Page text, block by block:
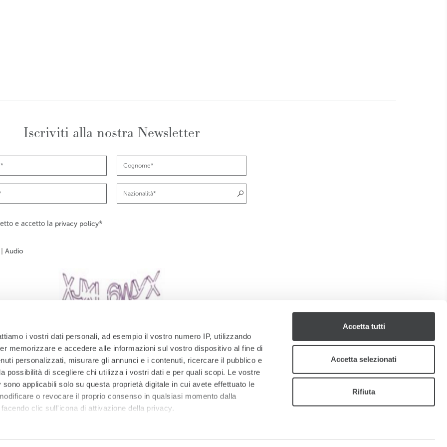
i vostri dati personali, ad esempio il vostro numero IP, utilizzando
memorizzare e accedere alle informazioni sul vostro dispositivo al fine di
personalizzati, misurare gli annunci e i contenuti, ricercare il pubblico e
possibilità di scegliere chi utilizza i vostri dati e per quali scopi. Le vostre
applicabili solo su questa proprietà digitale in cui avete effettuato le
o revocare il proprio consenso in qualsiasi momento dalla
clic sull'icona di attivazione della privacy.
Accetta tutti
Accetta selezionati
Rifiuta
Iscriviti alla nostra Newsletter
e accetto la privacy policy*
Audio
ISCRIVITI